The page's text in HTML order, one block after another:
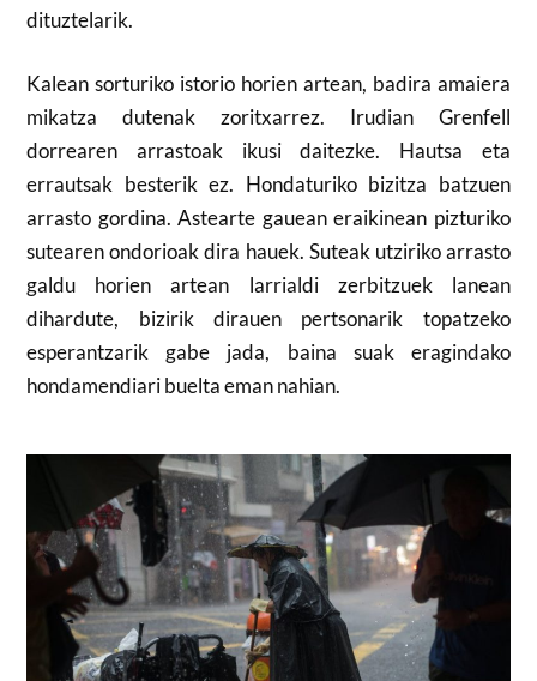
dituztelarik.
Kalean sorturiko istorio horien artean, badira amaiera
mikatza dutenak zoritxarrez. Irudian Grenfell
dorrearen arrastoak ikusi daitezke. Hautsa eta
errautsak besterik ez. Hondaturiko bizitza batzuen
arrasto gordina. Astearte gauean eraikinean pizturiko
sutearen ondorioak dira hauek. Suteak utziriko arrasto
galdu horien artean larrialdi zerbitzuek lanean
dihardute, bizirik dirauen pertsonarik topatzeko
esperantzarik gabe jada, baina suak eragindako
hondamendiari buelta eman nahian.